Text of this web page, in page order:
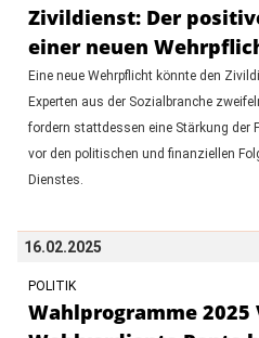
Zivildienst: Der
einer neuen
Eine neue Wehrpflicht könnte den
Experten aus der Sozialbranche
fordern stattdessen eine Stärkung der
vor den politischen und finanziellen
Dienstes.
16.02.2025
POLITIK
Wahlprogramme 2025